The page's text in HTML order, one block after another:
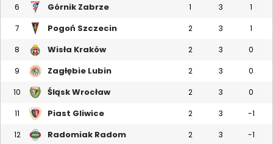
6 Górnik Zabrze 1 3 1
7 Pogoń Szczecin 2 3 1
8 Wisła Kraków 2 3 0
9 Zagłębie Lubin 2 3 0
10 Śląsk Wrocław 2 3 0
11 Piast Gliwice 2 3 -1
12 Radomiak Radom 2 3 -1